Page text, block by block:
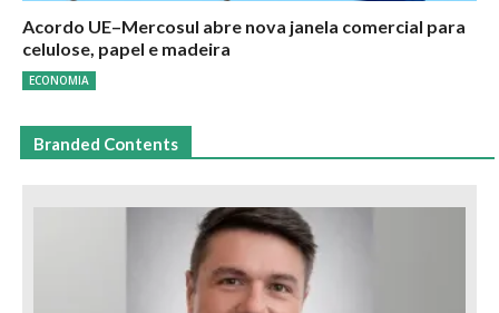
Acordo UE–Mercosul abre nova janela comercial para
celulose, papel e madeira
ECONOMIA
Branded Contents